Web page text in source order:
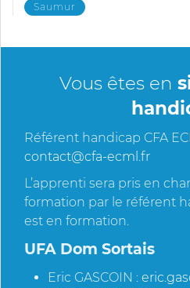
Saumur
Vous êtes en
Référent handicap CFA
contact@cfa-ecml.fr
L’apprenti sera pris en
formation par le référent
est en formation.
UFA Dom Sortais
Eric GASCOIN :